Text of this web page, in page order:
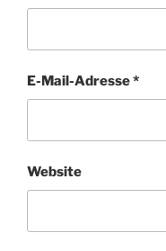
E-Mail-Adresse*
Website